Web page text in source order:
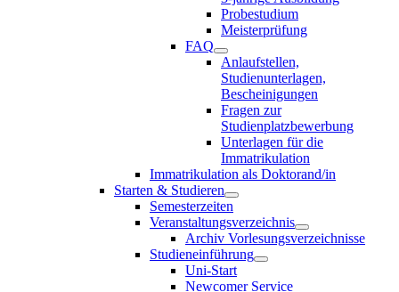
Probestudium
Meisterprüfung
FAQ
Anlaufstellen,
Studienunterlagen,
Bescheinigungen
Fragen zur
Studienplatzbewerbung
Unterlagen für die
Immatrikulation
Immatrikulation als Doktorand/in
Starten & Studieren
Semesterzeiten
Veranstaltungsverzeichnis
Archiv Vorlesungsverzeichnisse
Studieneinführung
Uni-Start
Newcomer Service